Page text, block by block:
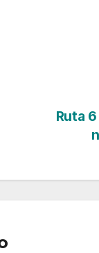
Ruta